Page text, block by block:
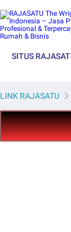
SITUS
LINK RAJASATU